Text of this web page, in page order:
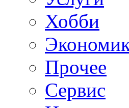
Хобби
Прочее
Сервис